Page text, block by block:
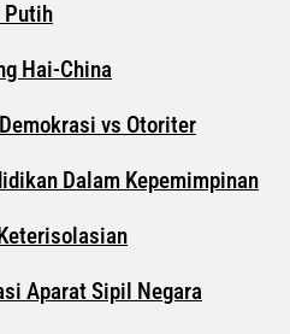
Putih
Hai-China
vs Otoriter
Dalam Kepemimpinan
Aparat Sipil Negara